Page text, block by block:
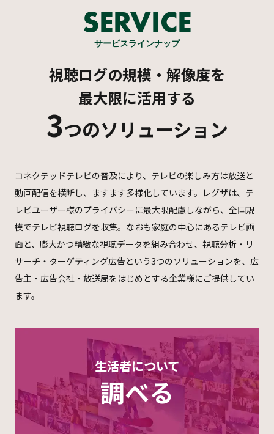
SERVICE
サービスラインナップ
視聴ログの規模・解像度を
最大限に活用する
3つのソリューション
コネクテッドテレビの普及により、テレビの楽しみ方は放送と
動画配信を横断し、ますます多様化しています。レグザは、テ
レビユーザー様のプライバシーに最大限配慮しながら、全国規
模でテレビ視聴ログを収集。なおも家庭の中心にあるテレビ画
面と、膨大かつ精緻な視聴データを組み合わせ、視聴分析・リ
サーチ・ターゲティング広告という3つのソリューションを、広
告主・広告会社・放送局をはじめとする企業様にご提供してい
ます。
生活者について
調べる